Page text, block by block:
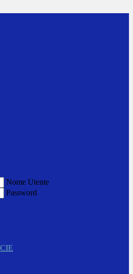
Nome Utente
Password